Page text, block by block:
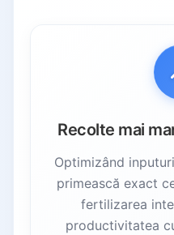
Recolte mai
Optimizând
primească exact
fertilizarea
productivitatea